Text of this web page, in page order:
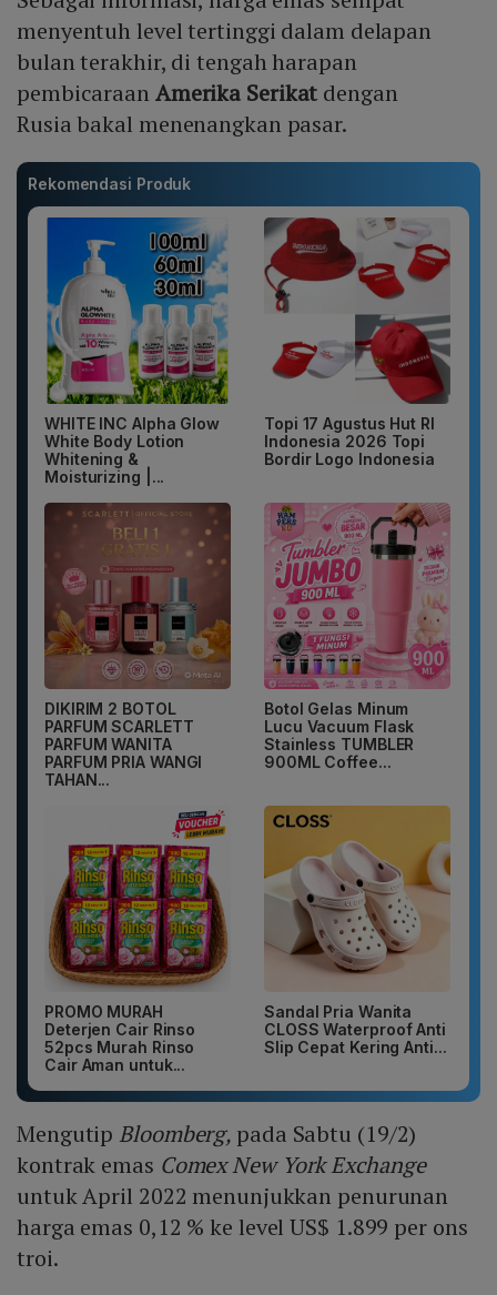
menyentuh level tertinggi dalam delapan
bulan terakhir, di tengah harapan
pembicaraan Amerika Serikat dengan
Rusia bakal menenangkan pasar.
Rekomendasi Produk
WHITE INC Alpha Glow
White Body Lotion
Whitening &
Moisturizing |...
Topi 17 Agustus Hut RI
Indonesia 2026 Topi
Bordir Logo Indonesia
DIKIRIM 2 BOTOL
PARFUM SCARLETT
PARFUM WANITA
PARFUM PRIA WANGI
TAHAN...
Botol Gelas Minum
Lucu Vacuum Flask
Stainless TUMBLER
900ML Coffee...
PROMO MURAH
Deterjen Cair Rinso
52pcs Murah Rinso
Cair Aman untuk...
Sandal Pria Wanita
CLOSS Waterproof Anti
Slip Cepat Kering Anti...
Mengutip Bloomberg, pada Sabtu (19/2)
kontrak emas Comex New York Exchange
untuk April 2022 menunjukkan penurunan
harga emas 0,12 % ke level US$ 1.899 per ons
troi.